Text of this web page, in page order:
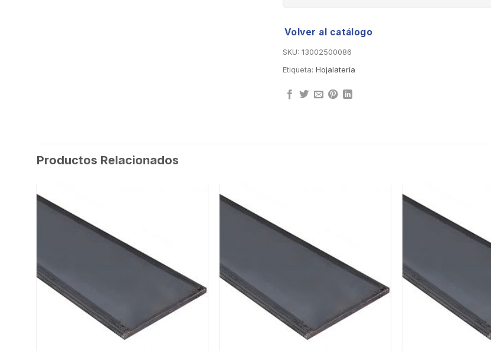
Volver al catálogo
SKU: 13002500086
Etiqueta: Hojalatería
Productos Relacionados